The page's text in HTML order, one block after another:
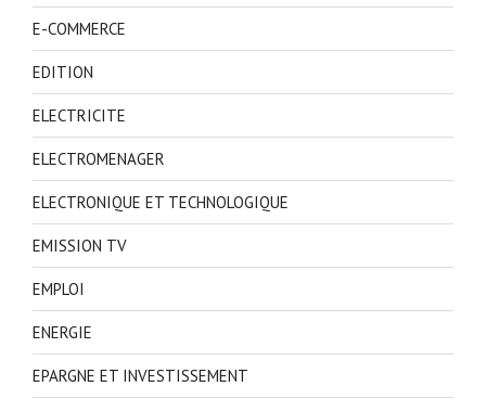
E-COMMERCE
EDITION
ELECTRICITE
ELECTROMENAGER
ELECTRONIQUE ET TECHNOLOGIQUE
EMISSION TV
EMPLOI
ENERGIE
EPARGNE ET INVESTISSEMENT